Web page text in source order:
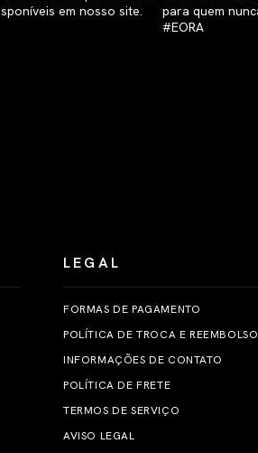
LEGAL
FORMAS DE PAGAMENTO
POLÍTICA DE TROCA E REEMBOLSO
INFORMAÇÕES DE CONTATO
POLÍTICA DE FRETE
TERMOS DE SERVIÇO
AVISO LEGAL